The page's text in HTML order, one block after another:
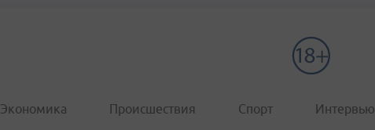
Экономика Происшествия Спорт Интервью